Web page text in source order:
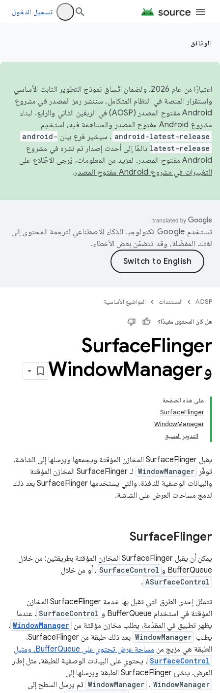
تسجيل الدخول
الوثائق
اعتبارًا من عام 2026، ولضمان اتّساق نموذج التطوير الثابت الأساسي
واستقرار المنصة في النظام المتكامل، سننشر رمز المصدر في مشروع
Android مفتوح المصدر (AOSP) في الربعَين الثاني والرابع. لبناء
مشروع Android مفتوح المصدر والمساهمة فيه، استخدِم
android-latest-release . سيشير فرع بيان android-
latest-release دائمًا إلى أحدث إصدار تم نشره في مشروع
Android مفتوح المصدر. لمزيد من المعلومات، يُرجى الاطّلاع على
التغييرات في مشروع Android مفتوح المصدر
.
تستخدم Google تكنولوجيا الذكاء الاصطناعي لترجمة المحتوى إلى
لغتك المفضّلة، وقد تتضمّن بعض الأخطاء.
AOSP المستندات المواضيع الأساسية
هل كان المحتوى مفيدًا؟
SurfaceFlinger
وWindowManager
على هذه الصفحة
‫SurfaceFlinger
WindowManager
التدوير المسبق
يقبل SurfaceFlinger المخازن المؤقتة ويجمعها ويرسلها إلى الشاشة.
توفّر
WindowManager
لـ SurfaceFlinger المخازن المؤقتة
والبيانات الوصفية للنافذة، والتي يستخدمها SurfaceFlinger بعد ذلك
لدمج مساحات العرض على الشاشة.
‫SurfaceFlinger
يمكن أن يقبل SurfaceFlinger المخازن المؤقتة بطريقتَين: من خلال
BufferQueue و
SurfaceControl ، أو من خلال
ASurfaceControl
.
تتمثّل إحدى الطرق التي تقبل بها خدمة SurfaceFlinger المخازن
المؤقتة في استخدام BufferQueue و
SurfaceControl . عندما
يظهر تطبيق في المقدّمة، يطلب مخازن مؤقتة من WindowManager
.
يطلب WindowManager
بعد ذلك طبقة من SurfaceFlinger.
الطبقة هي مزيج من مساحة عرض تحتوي على BufferQueue، و مثيل
SurfaceControl ، يحتوي على البيانات الوصفية للطبقة، مثل إطار
العرض. ينشئ SurfaceFlinger الطبقة ويرسلها إلى
WindowManager
.
WindowManager ثم يرسل السطح إلى